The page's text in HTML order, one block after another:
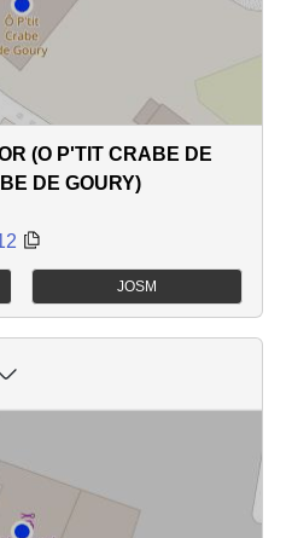
(O P'TIT CRABE DE
DE GOURY)
JOSM